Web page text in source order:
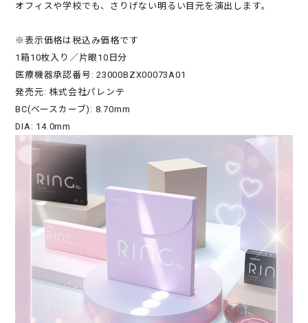
オフィスや学校でも、さりげない明るい目元を演出します。
※表示価格は税込み価格です
1箱10枚入り／片眼10日分
医療機器承認番号: 23000BZX00073A01
発売元: 株式会社パレンテ
BC(ベースカーブ): 8.70mm
DIA: 14.0mm